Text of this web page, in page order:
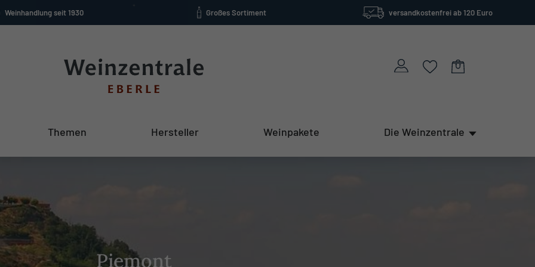
Weinhandlung seit 1930 Großes Sortiment versandkostenfrei ab 120 Euro
Themen Hersteller Weinpakete Die Weinzentrale
Piemont